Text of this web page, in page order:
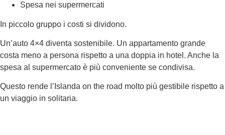
Spesa nei supermercati
In piccolo gruppo i costi si dividono.
Un’auto 4×4 diventa sostenibile. Un appartamento grande
costa meno a persona rispetto a una doppia in hotel. Anche la
spesa al supermercato è più conveniente se condivisa.
Questo rende l’Islanda on the road molto più gestibile rispetto a
un viaggio in solitaria.